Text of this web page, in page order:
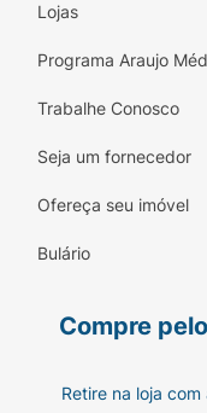
Lojas
Programa Araujo
Trabalhe Conosco
Seja um fornecedor
Ofereça seu imóvel
Bulário
Compre
Retire na loja